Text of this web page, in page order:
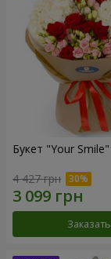
Букет "Your Smile"
4 427 грн
Заказать